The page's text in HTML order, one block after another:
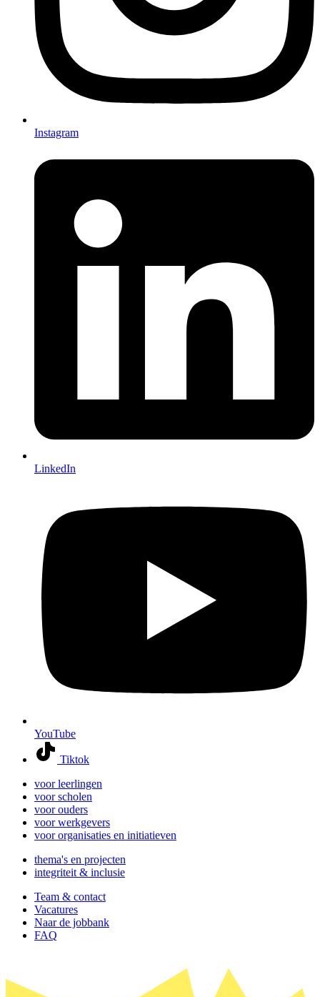
Instagram
LinkedIn
YouTube
Tiktok
voor leerlingen
voor scholen
voor ouders
voor werkgevers
voor organisaties en initiatieven
thema's en projecten
integriteit & inclusie
Team & contact
Vacatures
Naar de jobbank
FAQ